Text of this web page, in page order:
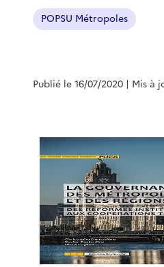
POPSU Métropoles
Publié le 16/07/2020 | Mis à